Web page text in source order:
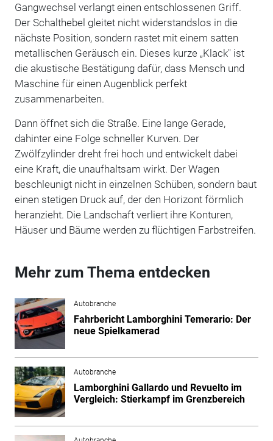
Gangwechsel verlangt einen entschlossenen Griff.
Der Schalthebel gleitet nicht widerstandslos in die
nächste Position, sondern rastet mit einem satten
metallischen Geräusch ein. Dieses kurze „Klack" ist
die akustische Bestätigung dafür, dass Mensch und
Maschine für einen Augenblick perfekt
zusammenarbeiten.
Dann öffnet sich die Straße. Eine lange Gerade,
dahinter eine Folge schneller Kurven. Der
Zwölfzylinder dreht frei hoch und entwickelt dabei
eine Kraft, die unaufhaltsam wirkt. Der Wagen
beschleunigt nicht in einzelnen Schüben, sondern baut
einen stetigen Druck auf, der den Horizont förmlich
heranzieht. Die Landschaft verliert ihre Konturen,
Häuser und Bäume werden zu flüchtigen Farbstreifen.
Mehr zum Thema entdecken
Autobranche
Fahrbericht Lamborghini Temerario: Der
neue Spielkamerad
Autobranche
Lamborghini Gallardo und Revuelto im
Vergleich: Stierkampf im Grenzbereich